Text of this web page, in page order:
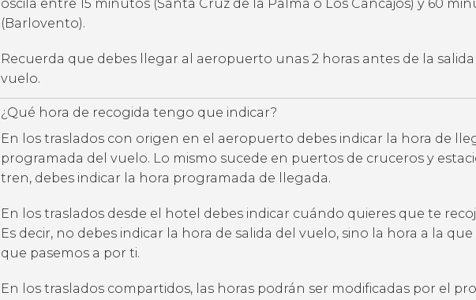
oscila entre 15 minutos (Santa Cruz de la Palma o Los Cancajos) y 60
(Barlovento).
Recuerda que debes llegar al aeropuerto unas 2 horas antes de la salida
vuelo.
¿Qué hora de recogida tengo que indicar?
En los traslados con origen en el aeropuerto debes indicar la hora de
programada del vuelo. Lo mismo sucede en puertos de cruceros y
tren, debes indicar la hora programada de llegada.
En los traslados desde el hotel debes indicar cuándo quieres que te
Es decir, no debes indicar la hora de salida del vuelo, sino la hora a la
que pasemos a por ti.
En los traslados compartidos, las horas podrán ser modificadas por el